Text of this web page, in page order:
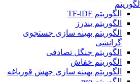
الگوریتم
الگوریتم TF-lDF
الگوریتم بندرز
الگوریتم بهینه سازی جستجوی
گرانشی
الگوریتم جنگل تصادفی
الگوریتم خفاش
الگوریتم بهینه سازی جهش قورباغه